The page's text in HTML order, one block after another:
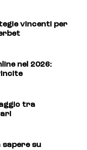
vincenti per
nel 2026:
tra
sapere su